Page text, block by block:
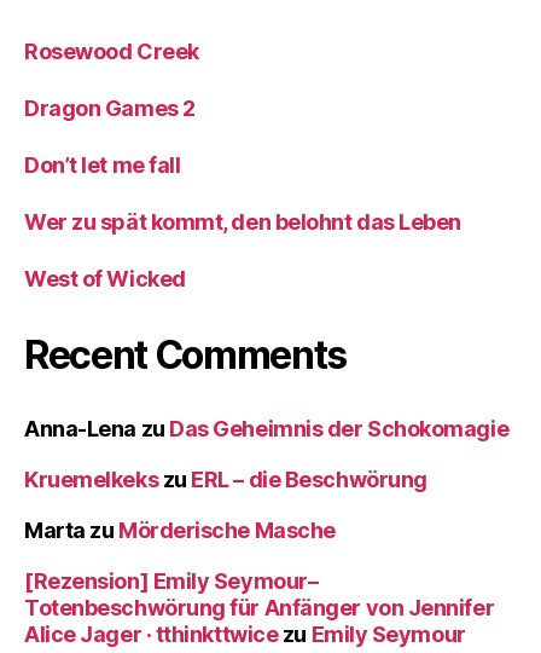
Rosewood Creek
Dragon Games 2
Don’t let me fall
Wer zu spät kommt, den belohnt das Leben
West of Wicked
Recent Comments
Anna-Lena zu Das Geheimnis der Schokomagie
Kruemelkekszu ERL – die Beschwörung
Marta zu Mörderische Masche
[Rezension] Emily Seymour–
Totenbeschwörung für Anfänger von Jennifer
Alice Jager · tthinkttwicezu Emily Seymour